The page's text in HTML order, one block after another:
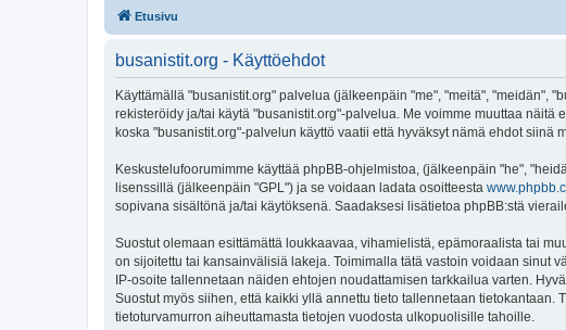
Etusivu
busanistit.org - Käyttöehdot
Käyttämällä "busanistit.org" palvelua (jälkeenpäin "me", "meitä", "meidän",
rekisteröidy ja/tai käytä "busanistit.org"-palvelua. Me voimme muuttaa
koska "busanistit.org"-palvelun käyttö vaatii että hyväksyt nämä ehdot siinä
Keskustelufoorumimme käyttää phpBB-ohjelmistoa, (jälkeenpäin "he",
lisenssillä (jälkeenpäin "GPL") ja se voidaan ladata osoitteesta
sopivana sisältönä ja/tai käytöksenä. Saadaksesi lisätietoa phpBB:stä
Suostut olemaan esittämättä loukkaavaa, vihamielistä, epämoraalista tai
on sijoitettu tai kansainvälisiä lakeja. Toimimalla tätä vastoin voidaan sinut
IP-osoite tallennetaan näiden ehtojen noudattamisen tarkkailua varten.
Suostut myös siihen, että kaikki yllä annettu tieto tallennetaan
tietoturvamurron aiheuttamasta tietojen vuodosta ulkopuolisille tahoille.